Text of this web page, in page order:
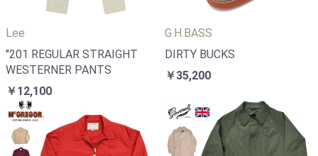
Lee
"201 REGULAR STRAIGHT
WESTERNER PANTS
￥12,100
G.H.BASS
DIRTY BUCKS
￥35,200